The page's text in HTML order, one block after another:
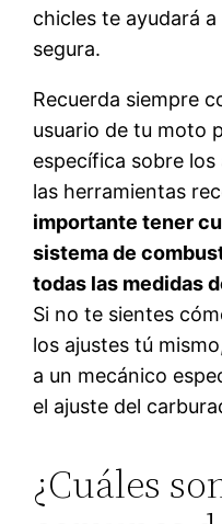
chicles te ayudará
segura.
Recuerda siempre
usuario de tu moto
específica sobre
las herramientas
importante tener
sistema de
todas las medidas
Si no te sientes
los ajustes tú
a un mecánico
el ajuste del
¿Cuáles